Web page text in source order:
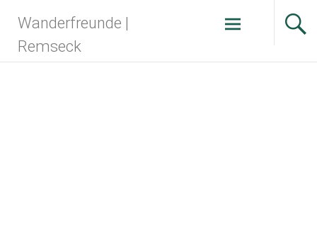
Inhalt
springen
Wanderfreunde |
Remseck